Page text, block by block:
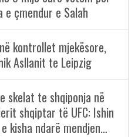
çmendur e Salah
kontrollet mjekësore,
Asllanit te Leipzig
skelat te shqiponja në
shqiptar të UFC: Ishin
kisha ndarë mendjen…